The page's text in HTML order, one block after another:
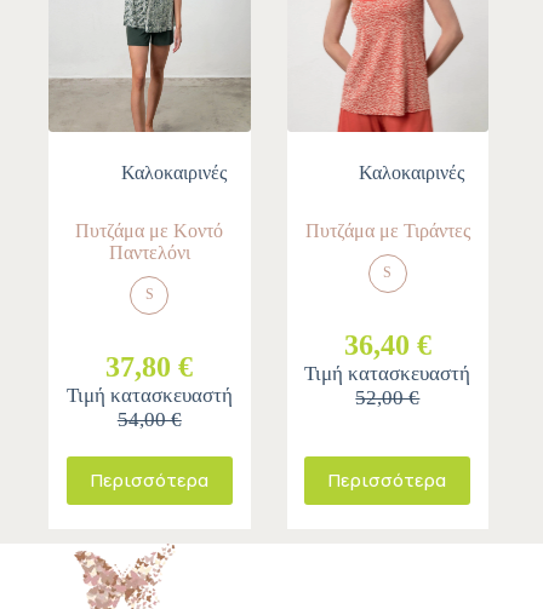
Καλοκαιρινές
Πυτζάμα με Κοντό
Παντελόνι
S
37,80 €
Τιμή κατασκευαστή
54,00 €
Περισσότερα
Καλοκαιρινές
Πυτζάμα με Τιράντες
S
36,40 €
Τιμή κατασκευαστή
52,00 €
Περισσότερα